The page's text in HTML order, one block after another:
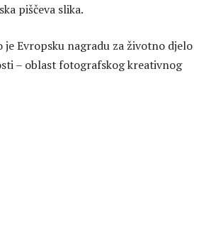
piščeva slika.
je Evropsku nagradu za životno djelo
– oblast fotografskog kreativnog